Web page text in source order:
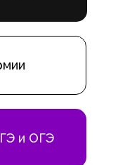
и ОГЭ